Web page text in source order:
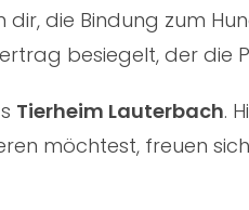
die Bindung zum
besiegelt, der die
Tierheim Lauterbach.
möchtest, freuen